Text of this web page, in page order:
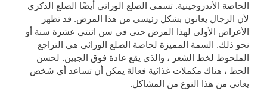
الحاصة الأندروجينية. تسمى الصلع الوراثي أيضًا الصلع الذكري
لأن الرجال يعانون بشكل رئيسي من هذا المرض. قد تظهر
الأعراض الأولى لهذا المرض حتى في سن اثنتي عشرة سنة أو
نحو ذلك. السمة المميزة لحاصة الصلع الوراثي هي التراجع
الملحوظ لخط الشعر ، والذي يقع عادة فوق الجبين. لحسن
الحظ ، هناك مكملات غذائية فعالة يمكن أن تساعد أي شخص
يعاني من هذا النوع من المشاكل.